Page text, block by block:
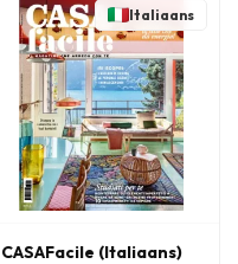
Italiaans
CASAFacile (Italiaans)